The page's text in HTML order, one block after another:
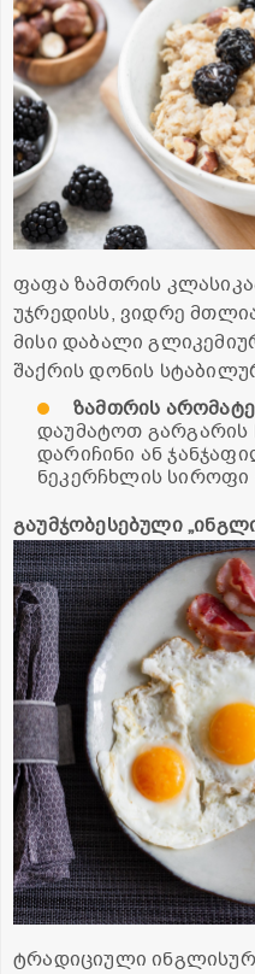
ფაფა ზამთრის
უჯრედისს, ვიდრე
მისი დაბალი
შაქრის დონის
ზამთრის
დაუმატოთ გარგარის
დარიჩინი ან
ნეკერჩხლის
გაუმჯობესებული
ტრადიციული